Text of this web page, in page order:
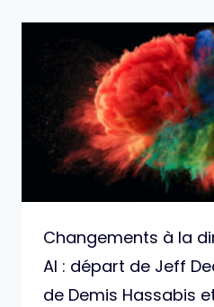
Changements à la
AI : départ de Jeff
de Demis Hassabis